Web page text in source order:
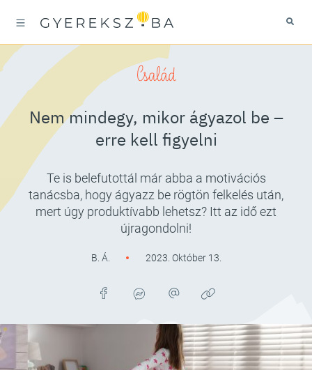
Család
Nem mindegy, mikor ágyazol be –
erre kell figyelni
Te is belefutottál már abba a motivációs
tanácsba, hogy ágyazz be rögtön felkelés után,
mert úgy produktívabb lehetsz? Itt az idő ezt
újragondolni!
B. Á. 2023. Október 13.